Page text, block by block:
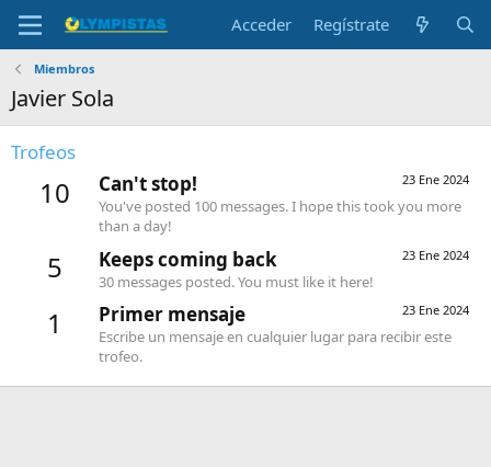
Acceder Regístrate
Miembros
Javier Sola
Trofeos
10 23 Ene 2024
Can't stop!
You've posted 100 messages. I hope this took you more
than a day!
5 23 Ene 2024
Keeps coming back
30 messages posted. You must like it here!
1 23 Ene 2024
Primer mensaje
Escribe un mensaje en cualquier lugar para recibir este
trofeo.